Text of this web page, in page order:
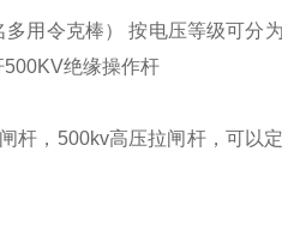
用令克棒） 按电压等级可分
绝缘操作杆
杆，500kv高压拉闸杆，可以